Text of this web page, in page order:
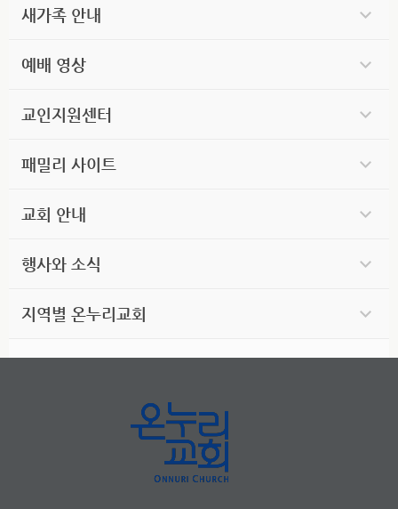
새가족 안내
예배 영상
교인지원센터
패밀리 사이트
교회 안내
행사와 소식
지역별 온누리교회